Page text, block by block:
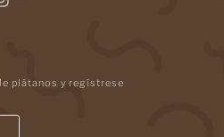
plátanos y regístrese